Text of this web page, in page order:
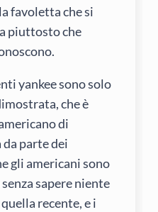
favoletta che si
piuttosto che
yankee sono solo
che è
di
parte dei
gli americani sono
sapere niente
recente, e i